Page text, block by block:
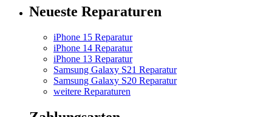
Neueste Reparaturen
iPhone 15 Reparatur
iPhone 14 Reparatur
iPhone 13 Reparatur
Samsung Galaxy S21 Reparatur
Samsung Galaxy S20 Reparatur
weitere Reparaturen